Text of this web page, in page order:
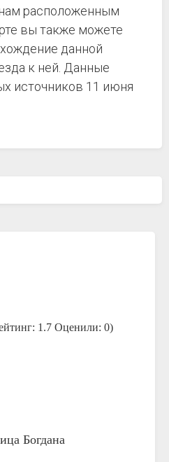
расположенным
вы также можете
данной
к ней. Данные
источников 11 июня
1.7 Оценили: 0)
Богдана